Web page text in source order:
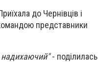
до Чернівців і
представники
надихаючий"- поділилась